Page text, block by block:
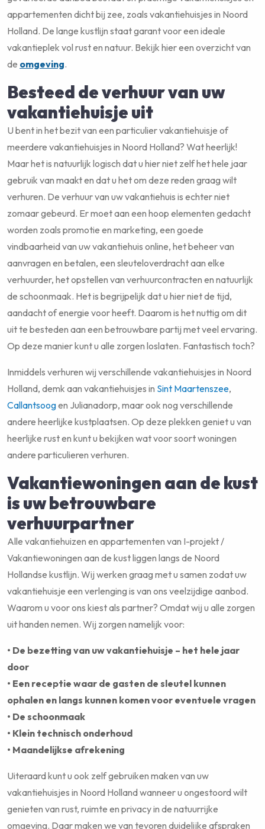
appartementen dicht bij zee, zoals vakantiehuisjes in Noord
Holland. De lange kustlijn staat garant voor een ideale
vakantieplek vol rust en natuur. Bekijk hier een overzicht van
de omgeving.
Besteed de verhuur van uw
vakantiehuisje uit
U bent in het bezit van een particulier vakantiehuisje of
meerdere vakantiehuisjes in Noord Holland? Wat heerlijk!
Maar het is natuurlijk logisch dat u hier niet zelf het hele jaar
gebruik van maakt en dat u het om deze reden graag wilt
verhuren. De verhuur van uw vakantiehuis is echter niet
zomaar gebeurd. Er moet aan een hoop elementen gedacht
worden zoals promotie en marketing, een goede
vindbaarheid van uw vakantiehuis online, het beheer van
aanvragen en betalen, een sleuteloverdracht aan elke
verhuurder, het opstellen van verhuurcontracten en natuurlijk
de schoonmaak. Het is begrijpelijk dat u hier niet de tijd,
aandacht of energie voor heeft. Daarom is het nuttig om dit
uit te besteden aan een betrouwbare partij met veel ervaring.
Op deze manier kunt u alle zorgen loslaten. Fantastisch toch?
Inmiddels verhuren wij verschillende vakantiehuisjes in Noord
Holland, demk aan vakantiehuisjes in Sint Maartenszee,
Callantsoogen Julianadorp, maar ook nog verschillende
andere heerlijke kustplaatsen. Op deze plekken geniet u van
heerlijke rust en kunt u bekijken wat voor soort woningen
andere particulieren verhuren.
Vakantiewoningen aan de kust
is uw betrouwbare
verhuurpartner
Alle vakantiehuizen en appartementen van I-projekt /
Vakantiewoningen aan de kust liggen langs de Noord
Hollandse kustlijn. Wij werken graag met u samen zodat uw
vakantiehuisje een verlenging is van ons veelzijdige aanbod.
Waarom u voor ons kiest als partner? Omdat wij u alle zorgen
uit handen nemen. Wij zorgen namelijk voor:
• De bezetting van uw vakantiehuisje – het hele jaar
door
• Een receptie waar de gasten de sleutel kunnen
ophalen en langs kunnen komen voor eventuele vragen
• De schoonmaak
• Klein technisch onderhoud
• Maandelijkse afrekening
Uiteraard kunt u ook zelf gebruiken maken van uw
vakantiehuisjes in Noord Holland wanneer u ongestoord wilt
genieten van rust, ruimte en privacy in de natuurrijke
omgeving. Daar maken we van tevoren duidelijke afspraken